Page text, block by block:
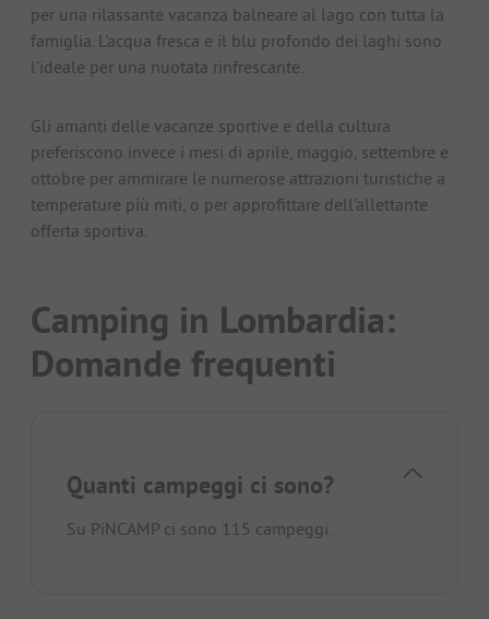
per una rilassante vacanza balneare al lago con tutta la
famiglia. L'acqua fresca e il blu profondo dei laghi sono
l’ideale per una nuotata rinfrescante.
Gli amanti delle vacanze sportive e della cultura
preferiscono invece i mesi di aprile, maggio, settembre e
ottobre per ammirare le numerose attrazioni turistiche a
temperature più miti, o per approfittare dell'allettante
offerta sportiva.
Camping in Lombardia:
Domande frequenti
Quanti campeggi ci sono?
Su PiNCAMP ci sono 115 campeggi.